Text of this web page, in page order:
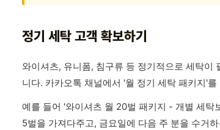
정기 세탁 고객 확보하기
와이셔츠, 유니폼, 침구류 등 정기적으로 세탁이
니다. 카카오톡 채널에서 '월 정기 세탁 패키지'를
예를 들어 '와이셔츠 월 20벌 패키지 - 개별 세
5벌을 가져다주고, 금요일에 다음 주 분을 수거